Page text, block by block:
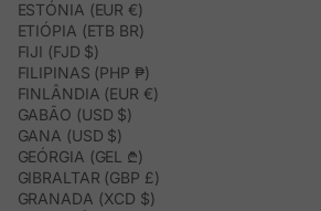
ESTÓNIA (EUR €)
ETIÓPIA (ETB BR)
FIJI (FJD $)
FILIPINAS (PHP ₱)
FINLÂNDIA (EUR €)
GABÃO (USD $)
GANA (USD $)
GEÓRGIA (GEL ₾)
GIBRALTAR (GBP £)
GRANADA (XCD $)